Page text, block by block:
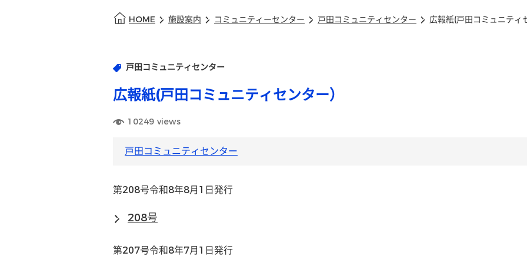
HOME 施設案内 コミュニティーセンター 戸田コミュニティセンター 広報紙(戸田コミュニティ
戸田コミュニティセンター
広報紙(戸田コミュニティセンター）
10249 views
戸田コミュニティセンター
第208号令和8年8月1日発行
208号
第207号令和8年7月1日発行